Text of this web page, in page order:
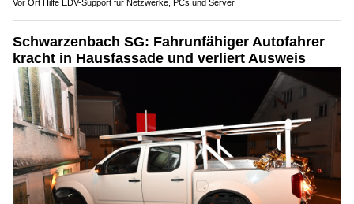
Vor Ort Hilfe EDV-Support für Netzwerke, PCs und Server
Schwarzenbach SG: Fahrunfähiger Autofahrer
kracht in Hausfassade und verliert Ausweis